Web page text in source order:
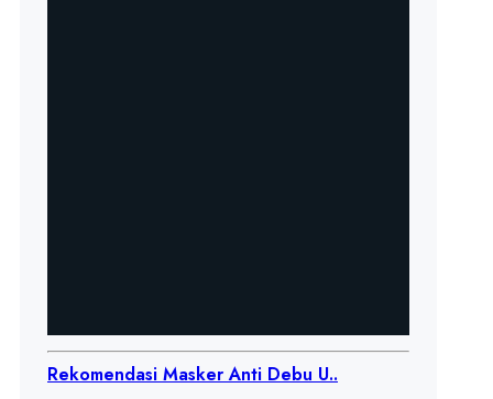
Rekomendasi Masker Anti Debu U..